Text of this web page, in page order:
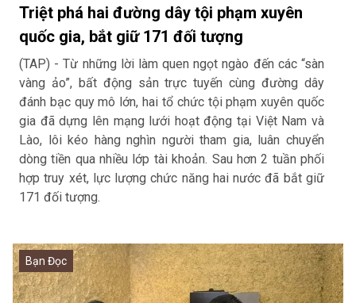
Triệt phá hai đường dây tội phạm xuyên
quốc gia, bắt giữ 171 đối tượng
(TAP) - Từ những lời làm quen ngọt ngào đến các “sàn
vàng ảo”, bất động sản trực tuyến cùng đường dây
đánh bạc quy mô lớn, hai tổ chức tội phạm xuyên quốc
gia đã dựng lên mạng lưới hoạt động tại Việt Nam và
Lào, lôi kéo hàng nghìn người tham gia, luân chuyển
dòng tiền qua nhiều lớp tài khoản. Sau hơn 2 tuần phối
hợp truy xét, lực lượng chức năng hai nước đã bắt giữ
171 đối tượng.
Bạn Đọc